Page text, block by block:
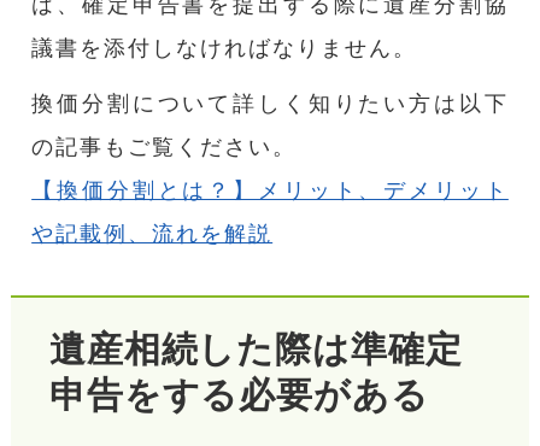
議書を添付しなければなりません。
換価分割について詳しく知りたい方は以下
の記事もご覧ください。
【換価分割とは？】メリット、デメリット
や記載例、流れを解説
遺産相続した際は準確定
申告をする必要がある